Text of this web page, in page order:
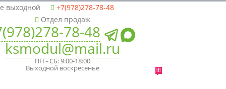
выходной +7(978)278-78-48
Отдел продаж
78-48
ksmodul@mail.ru
ПН - СБ: 9:00-18:00
Выходной воскресенье !!!